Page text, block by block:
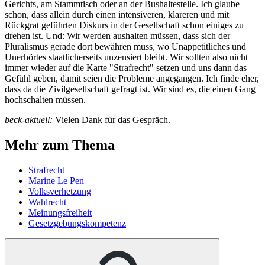
Gerichts, am Stammtisch oder an der Bushaltestelle. Ich glaube
schon, dass allein durch einen intensiveren, klareren und mit
Rückgrat geführten Diskurs in der Gesellschaft schon einiges zu
drehen ist. Und: Wir werden aushalten müssen, dass sich der
Pluralismus gerade dort bewähren muss, wo Unappetitliches und
Unerhörtes staatlicherseits unzensiert bleibt. Wir sollten also nicht
immer wieder auf die Karte "Strafrecht" setzen und uns dann das
Gefühl geben, damit seien die Probleme angegangen. Ich finde eher,
dass da die Zivilgesellschaft gefragt ist. Wir sind es, die einen Gang
hochschalten müssen.
beck-aktuell: Vielen Dank für das Gespräch.
Mehr zum Thema
Strafrecht
Marine Le Pen
Volksverhetzung
Wahlrecht
Meinungsfreiheit
Gesetzgebungskompetenz